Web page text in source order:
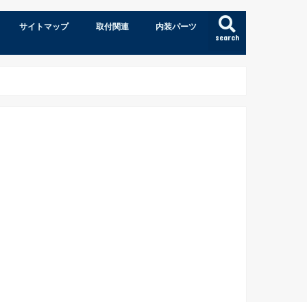
search
サイトマップ 取付関連 内装パーツ